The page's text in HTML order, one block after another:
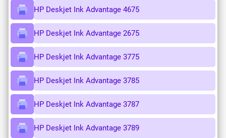
HP Deskjet Ink Advantage 4675
HP Deskjet Ink Advantage 2675
HP Deskjet Ink Advantage 3775
HP Deskjet Ink Advantage 3785
HP Deskjet Ink Advantage 3787
HP Deskjet Ink Advantage 3789